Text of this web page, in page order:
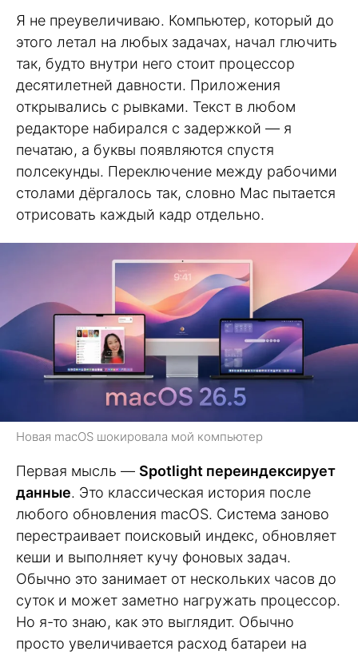
Я не преувеличиваю. Компьютер, который до
этого летал на любых задачах, начал глючить
так, будто внутри него стоит процессор
десятилетней давности. Приложения
открывались с рывками. Текст в любом
редакторе набирался с задержкой — я
печатаю, а буквы появляются спустя
полсекунды. Переключение между рабочими
столами дёргалось так, словно Mac пытается
отрисовать каждый кадр отдельно.
Новая macOS шокировала мой компьютер
Первая мысль — Spotlight переиндексирует
данные. Это классическая история после
любого обновления macOS. Система заново
перестраивает поисковый индекс, обновляет
кеши и выполняет кучу фоновых задач.
Обычно это занимает от нескольких часов до
суток и может заметно нагружать процессор.
Но я-то знаю, как это выглядит. Обычно
просто увеличивается расход батареи на